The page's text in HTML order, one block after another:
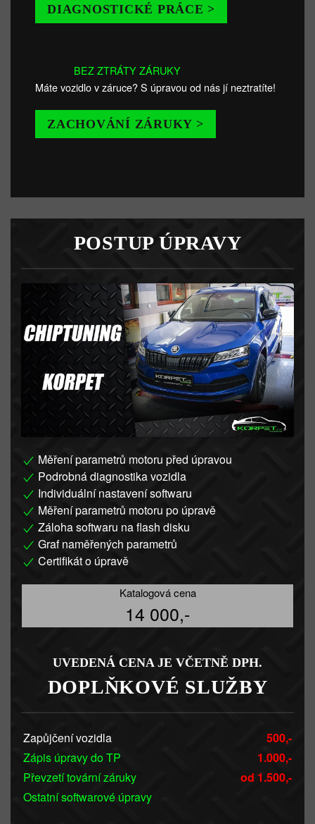
DIAGNOSTICKÉ PRÁCE >
BEZ ZTRÁTY ZÁRUKY
Máte vozidlo v záruce? S úpravou od nás jí neztratíte!
ZACHOVÁNÍ ZÁRUKY >
POSTUP ÚPRAVY
Měření parametrů motoru před úpravou
Podrobná diagnostika vozidla
Individuální nastavení softwaru
Měření parametrů motoru po úpravě
Záloha softwaru na flash disku
Graf naměřených parametrů
Certifikát o úpravě
Katalogová cena
14 000,-
UVEDENÁ CENA JE VČETNĚ DPH.
DOPLŇKOVÉ SLUŽBY
Zapůjčení vozidla
500,-
Zápis úpravy do TP
1.000,-
Převzetí tovární záruky
od 1.500,-
Ostatní softwarové úpravy